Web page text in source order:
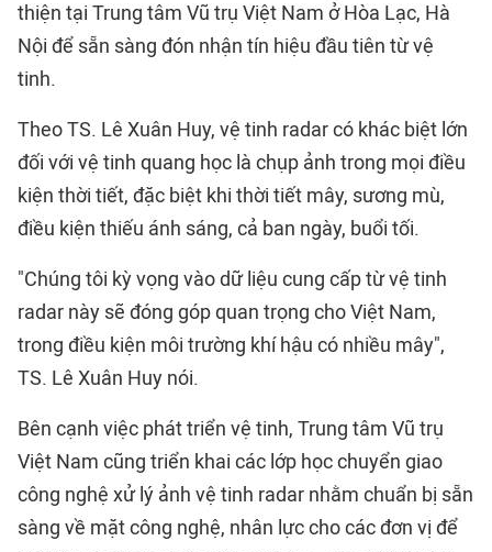
thiện tại Trung tâm Vũ trụ Việt Nam ở Hòa Lạc, Hà
Nội để sẵn sàng đón nhận tín hiệu đầu tiên từ vệ
tinh.
Theo TS. Lê Xuân Huy, vệ tinh radar có khác biệt lớn
đối với vệ tinh quang học là chụp ảnh trong mọi điều
kiện thời tiết, đặc biệt khi thời tiết mây, sương mù,
điều kiện thiếu ánh sáng, cả ban ngày, buổi tối.
"Chúng tôi kỳ vọng vào dữ liệu cung cấp từ vệ tinh
radar này sẽ đóng góp quan trọng cho Việt Nam,
trong điều kiện môi trường khí hậu có nhiều mây",
TS. Lê Xuân Huy nói.
Bên cạnh việc phát triển vệ tinh, Trung tâm Vũ trụ
Việt Nam cũng triển khai các lớp học chuyển giao
công nghệ xử lý ảnh vệ tinh radar nhằm chuẩn bị sẵn
sàng về mặt công nghệ, nhân lực cho các đơn vị để